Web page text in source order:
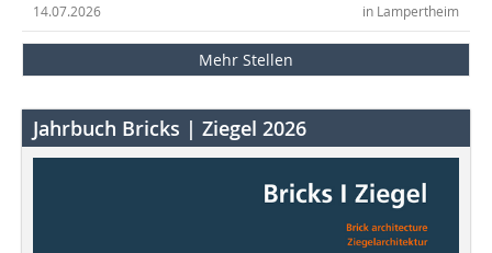
in Lampertheim
14.07.2026
Mehr Stellen
Jahrbuch Bricks | Ziegel 2026